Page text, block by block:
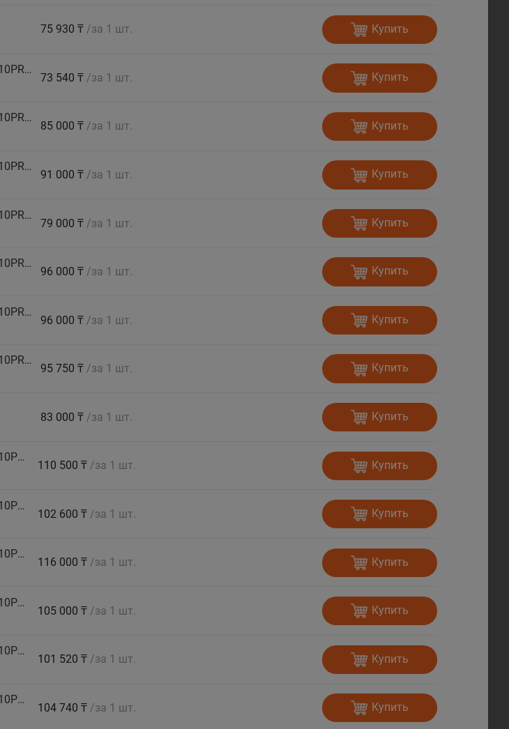
75 930 ₸ /за 1 шт. Купить
COMFORSER Автошина 265/65 R17 LT 120/117Q CF9000 R/T RWL 10PR лето
73 540 ₸ /за 1 шт. Купить
COMFORSER Автошина 265/65 R17 LT 120/117Q CF9000 R/T RWL 10PR лето
85 000 ₸ /за 1 шт. Купить
COMFORSER Автошина 265/70 R17 LT 123/120Q CF9000 R/T RWL 10PR лето
91 000 ₸ /за 1 шт. Купить
COMFORSER Автошина 265/75 R16 LT 123/120Q CF9000 R/T RWL 10PR лето
79 000 ₸ /за 1 шт. Купить
COMFORSER Автошина 275/55 R20 LT 120/117Q CF9000 R/T RWL 10PR лето
96 000 ₸ /за 1 шт. Купить
COMFORSER Автошина 275/60 R20 LT 123/120Q CF9000 R/T RWL 10PR лето
96 000 ₸ /за 1 шт. Купить
COMFORSER Автошина 275/70 R17 LT 124/121Q CF9000 R/T RWL 10PR лето
95 750 ₸ /за 1 шт. Купить
83 000 ₸ /за 1 шт. Купить
COMFORSER Автошина 285/55 R20 LT 122/119Q CF9000 R/T RWL 10PR лето
110 500 ₸ /за 1 шт. Купить
COMFORSER Автошина 285/70 R17 LT 126/123Q CF9000 R/T RWL 10PR лето
102 600 ₸ /за 1 шт. Купить
COMFORSER Автошина 285/70 R18 LT 127/124Q CF9000 R/T RWL 10PR лето
116 000 ₸ /за 1 шт. Купить
COMFORSER Автошина 295/70 R17 LT 128/125Q CF9000 R/T RWL 10PR лето
105 000 ₸ /за 1 шт. Купить
COMFORSER Автошина 305/70 R17 LT 121/118Q CF9000 R/T RWL 10PR лето
101 520 ₸ /за 1 шт. Купить
COMFORSER Автошина 315/70 R17 LT 121/118Q CF9000 R/T RWL 10PR лето
104 740 ₸ /за 1 шт. Купить